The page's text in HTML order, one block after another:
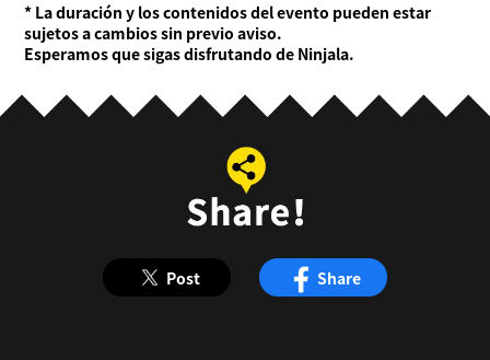
* La duración y los contenidos del evento pueden estar
sujetos a cambios sin previo aviso.
Esperamos que sigas disfrutando de Ninjala.
Post Share